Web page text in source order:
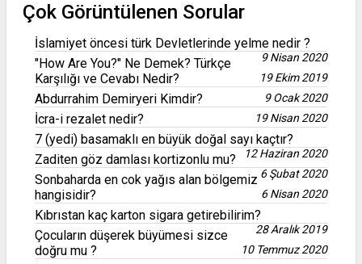
Çok Görüntülenen Sorular
İslamiyet öncesi türk Devletlerinde yelme nedir ?
9 Nisan 2020
"How Are You?" Ne Demek? Türkçe
Karşılığı ve Cevabı Nedir?
19 Ekim 2019
Abdurrahim Demiryeri Kimdir? 9 Ocak 2020
İcra-i rezalet nedir? 19 Nisan 2020
7 (yedi) basamaklı en büyük doğal sayı kaçtır?
12 Haziran 2020
Zaditen göz damlası kortizonlu mu?
6 Şubat 2020
Sonbaharda en cok yağıs alan bölgemiz
hangisidir?
6 Nisan 2020
Kıbrıstan kaç karton sigara getirebilirim?
28 Aralık 2019
Çocuların düşerek büyümesi sizce
doğru mu ?
10 Temmuz 2020